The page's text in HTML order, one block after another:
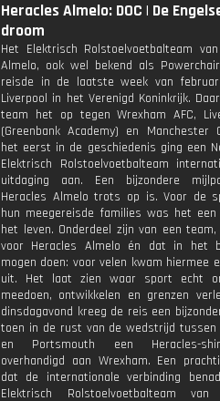
Heracles Almelo: DOC | De
droom
Het Elektrisch Rolstoelvoetbalteam
Almelo, ook wel bekend als
reisde in de laatste week van
Liverpool in het Verenigd Koninkrijk.
team het op tegen Wrexham AFC,
(Greenbank Academy) en Manchester
het eerst in de geschiedenis ging een
Elektrisch Rolstoelvoetbalteam
uitdaging aan. Een bijzondere
Heracles Almelo trots op is. Voor de
hun meegereisde families was het
het leven. Onderdeel zijn van een
voor Heracles Almelo én dat in het
mogen doen: voor velen kwam hiermee
uit. Het laat zien waar sport echt
meedoen, ontwikkelen en grenzen
dinsdagavond kreeg de reis een
toen in de rust van de wedstrijd tussen
en Portsmouth een Heracles-
overhandigd aan Wrexham. Een
dat de internationale verbinding
Elektrisch Rolstoelvoetbalteam van